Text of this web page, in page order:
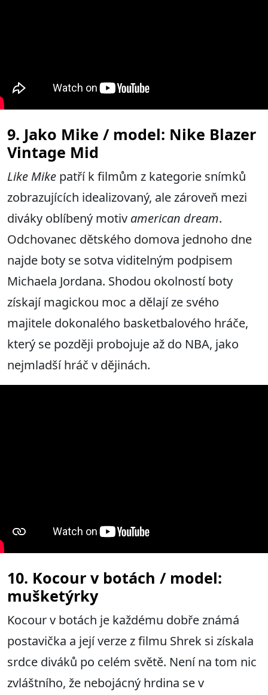
9. Jako Mike / model: Nike Blazer
Vintage Mid
Like Mike patří k filmům z kategorie snímků
zobrazujících idealizovaný, ale zároveň mezi
diváky oblíbený motiv american dream.
Odchovanec dětského domova jednoho dne
najde boty se sotva viditelným podpisem
Michaela Jordana. Shodou okolností boty
získají magickou moc a dělají ze svého
majitele dokonalého basketbalového hráče,
který se později probojuje až do NBA, jako
nejmladší hráč v dějinách.
10. Kocour v botách / model:
mušketýrky
Kocour v botách je každému dobře známá
postavička a její verze z filmu Shrek si získala
srdce diváků po celém světě. Není na tom nic
zvláštního, že nebojácný hrdina se v